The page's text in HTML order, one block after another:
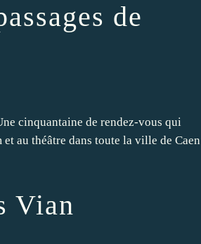
de
cinquantaine de rendez-vous qui
au théâtre dans toute la ville de Caen
Vian